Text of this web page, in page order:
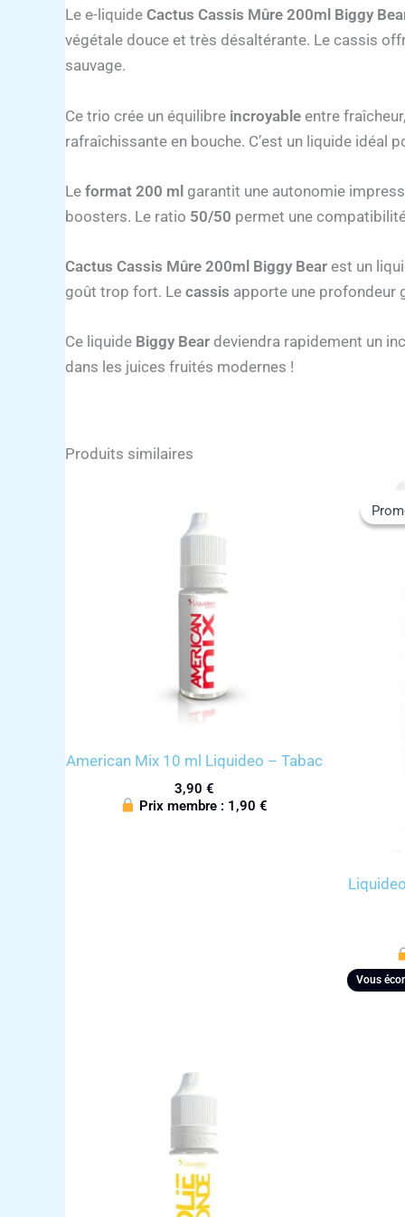
Le e-liquide Cactus Cassis Mûre 200ml Biggy
végétale douce et très désaltérante. Le cassis
sauvage.
Ce trio crée un équilibre incroyable entre
rafraîchissante en bouche. C’est un liquide idéal
Le format 200 ml garantit une autonomie
boosters. Le ratio 50/50 permet une
Cactus Cassis Mûre 200ml Biggy Bear est un
goût trop fort. Le cassis apporte une profondeur
Ce liquide Biggy Bear deviendra rapidement un
dans les juices fruités modernes !
Produits similaires
American Mix 10 ml Liquideo – Tabac
3,90 €
Prix membre : 1,90€
Vous